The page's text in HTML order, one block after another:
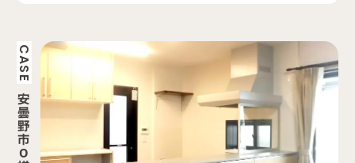
CASE
安
曇
野
市
O